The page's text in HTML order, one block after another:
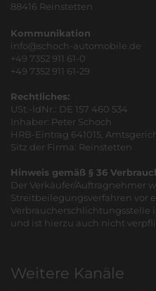
88416 Reinstetten
Kommunikation
info@schoch-automobile.de
+49 7352 911 61-0
+49 7352 911 61-29
Rechtliches:
USt.-IdNr.: DE 157 460 534
Inhaber: Peter Schoch
HRB-Eintrag 641015,
Sitz der Firma: Reinstetten
Hinweis gemäß § 36
Der Verkäufer/Auftragnehmer
Streitbeilegungsverfahren vor
Verbraucherschlichtungsstelle
und ist hierzu auch nicht
Weitere Kanäle